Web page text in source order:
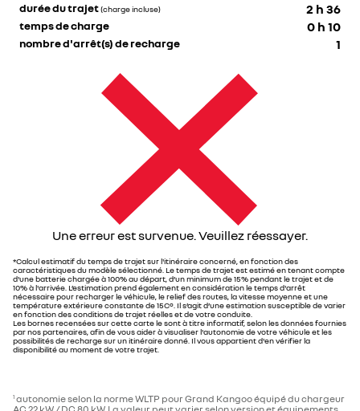
durée du trajet(charge incluse) 2 h 36
temps de charge 0 h 10
nombre d'arrêt(s) de recharge 1
Une erreur est survenue. Veuillez réessayer.
*Calcul estimatif du temps de trajet sur l'itinéraire concerné, en fonction des
caractéristiques du modèle sélectionné. Le temps de trajet est estimé en tenant compte
d'une batterie chargée à 100% au départ, d’un minimum de 15% pendant le trajet et de
10% à l'arrivée. L’estimation prend également en considération le temps d'arrêt
nécessaire pour recharger le véhicule, le relief des routes, la vitesse moyenne et une
température extérieure constante de 15C°. Il s’agit d’une estimation susceptible de varier
en fonction des conditions de trajet réelles et de votre conduite.
Les bornes recensées sur cette carte le sont à titre informatif, selon les données fournies
par nos partenaires, afin de vous aider à visualiser l'autonomie de votre véhicule et les
possibilités de recharge sur un itinéraire donné. Il vous appartient d'en vérifier la
disponibilité au moment de votre trajet.
1 autonomie selon la norme WLTP pour Grand Kangoo équipé du chargeur
AC 22 kW / DC 80 kW. La valeur peut varier selon version et équipements.